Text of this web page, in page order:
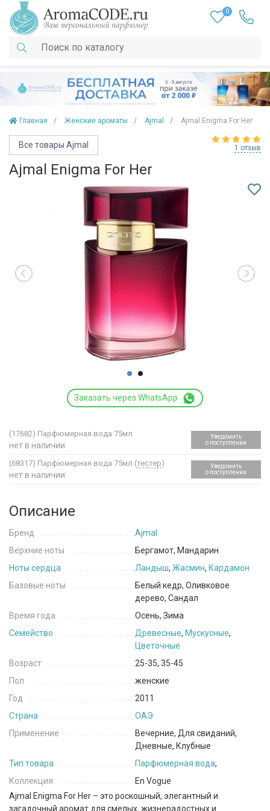
0
Главная Женские ароматы Ajmal Ajmal Enigma For Her
Все товары Ajmal 1 отзыв
Ajmal Enigma For Her
Заказать через WhatsApp
(17682) Парфюмерная вода 75мл
нет в наличии
Уведомить
о поступлении
(68317) Парфюмерная вода 75мл (тестер)
нет в наличии
Уведомить
о поступлении
Описание
Бренд
Ajmal
Верхние ноты
Бергамот, Мандарин
Ноты сердца
Ландыш, Жасмин, Кардамон
Базовые ноты
Белый кедр, Оливковое
дерево, Сандал
Время года
Осень, Зима
Семейство
Древесные, Мускусные,
Цветочные
Возраст
25-35, 35-45
Пол
женские
Год
2011
Страна
ОАЭ
Применение
Вечерние, Для свиданий,
Дневные, Клубные
Тип товара
Парфюмерная вода,
Коллекция
En Vogue
Ajmal Enigma For Her – это роскошный, элегантный и
загадочный аромат для смелых, жизнерадостных и